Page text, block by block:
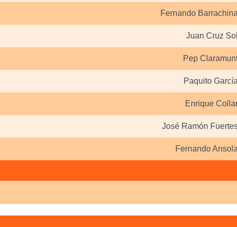
Fernando Barrachina
Juan Cruz Sol
Pep
Paquito García
Enrique
José Ramón
Fernando Ansola